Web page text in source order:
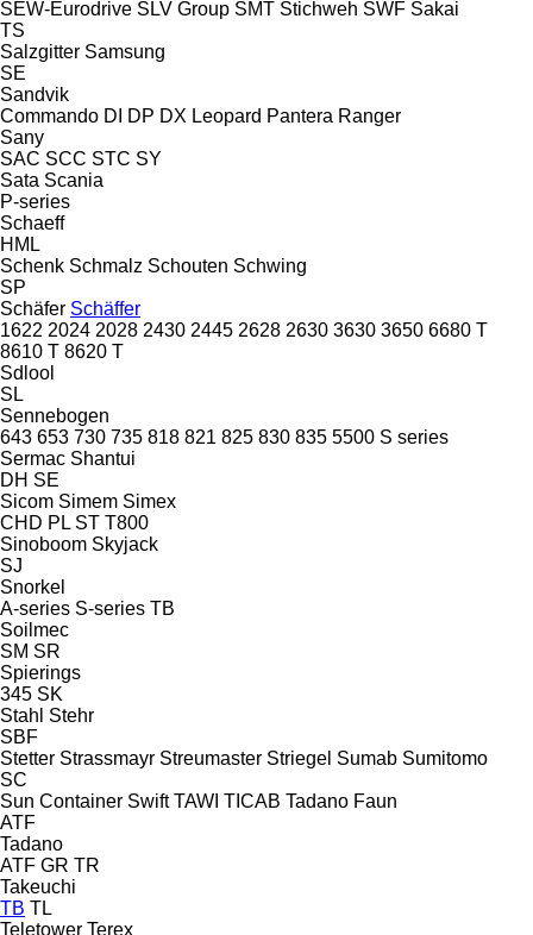
SEW-Eurodrive SLV Group SMT Stichweh SWF Sakai
TS
Salzgitter Samsung
SE
Sandvik
Commando DI DP DX Leopard Pantera Ranger
Sany
SAC SCC STC SY
Sata Scania
P-series
Schaeff
HML
Schenk Schmalz Schouten Schwing
SP
Schäfer Schäffer
1622 2024 2028 2430 2445 2628 2630 3630 3650 6680 T
8610 T 8620 T
Sdlool
SL
Sennebogen
643 653 730 735 818 821 825 830 835 5500 S series
Sermac Shantui
DH SE
Sicom Simem Simex
CHD PL ST T800
Sinoboom Skyjack
SJ
Snorkel
A-series S-series TB
Soilmec
SM SR
Spierings
345 SK
Stahl Stehr
SBF
Stetter Strassmayr Streumaster Striegel Sumab Sumitomo
SC
Sun Container Swift TAWI TICAB Tadano Faun
ATF
Tadano
ATF GR TR
Takeuchi
TB TL
Teletower Terex